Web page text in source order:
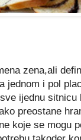
zena,ali
jednom i pol
ijednu sitnicu
preostane
koje se mogu